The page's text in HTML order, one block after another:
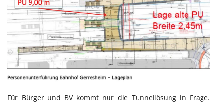
Für Bürger und BV kommt nur die Tunnellösung in Frage.